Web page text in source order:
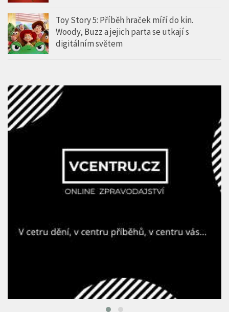
Toy Story 5: Příběh hraček míří do kin.
Woody, Buzz a jejich parta se utkají s
digitálním světem